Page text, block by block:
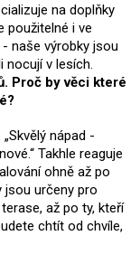
na doplňky
použitelné i ve
naše výrobky jsou
nocují v lesích.
Proč by věci které
nápad -
Takhle reaguje
ohně až po
jsou určeny pro
až po ty, kteří
chtít od chvíle,